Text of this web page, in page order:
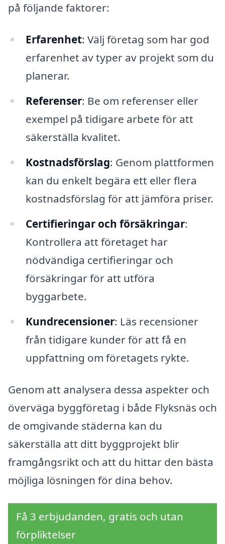
på följande faktorer:
Erfarenhet: Välj företag som har god
erfarenhet av typer av projekt som du
planerar.
Referenser: Be om referenser eller
exempel på tidigare arbete för att
säkerställa kvalitet.
Kostnadsförslag: Genom plattformen
kan du enkelt begära ett eller flera
kostnadsförslag för att jämföra priser.
Certifieringar och försäkringar:
Kontrollera att företaget har
nödvändiga certifieringar och
försäkringar för att utföra
byggarbete.
Kundrecensioner: Läs recensioner
från tidigare kunder för att få en
uppfattning om företagets rykte.
Genom att analysera dessa aspekter och
överväga byggföretag i både Flyksnäs och
de omgivande städerna kan du
säkerställa att ditt byggprojekt blir
framgångsrikt och att du hittar den bästa
möjliga lösningen för dina behov.
Få 3 erbjudanden, gratis och utan
förpliktelser